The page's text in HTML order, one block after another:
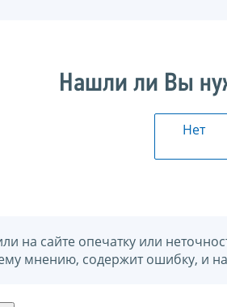
Нашли ли Вы
Нет
на сайте опечатку или
мнению, содержит ошибку, и